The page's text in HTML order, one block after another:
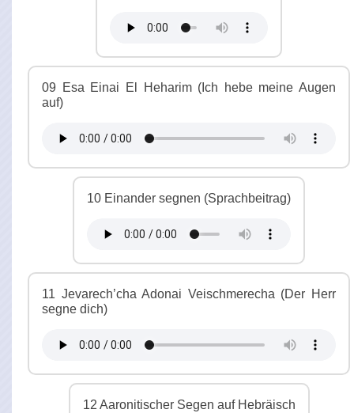
09 Esa Einai El Heharim (Ich hebe meine Augen
auf)
10 Einander segnen (Sprachbeitrag)
11 Jevarech’cha Adonai Veischmerecha (Der Herr
segne dich)
12 Aaronitischer Segen auf Hebräisch